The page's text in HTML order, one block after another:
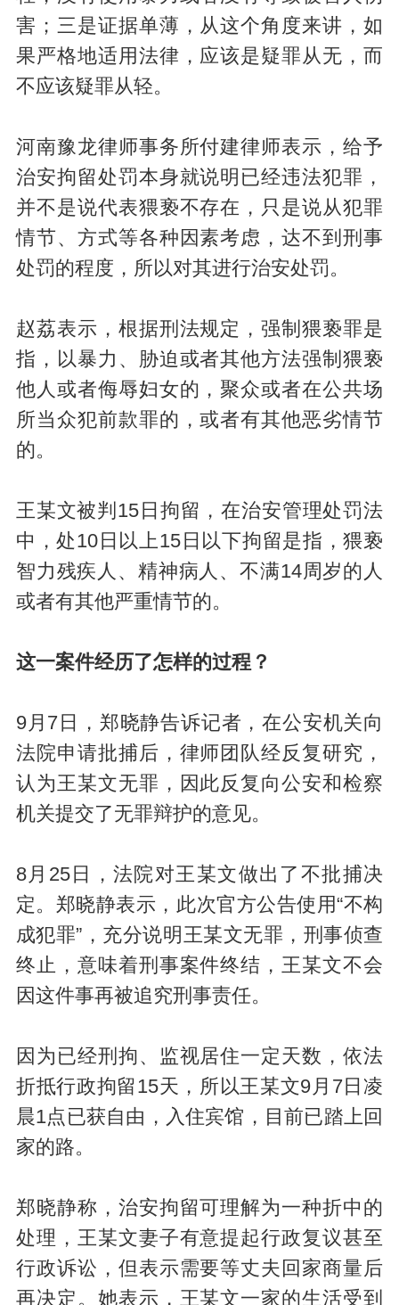
害；三是证据单薄，从这个角度来讲，如
果严格地适用法律，应该是疑罪从无，而
不应该疑罪从轻。
河南豫龙律师事务所付建律师表示，给予
治安拘留处罚本身就说明已经违法犯罪，
并不是说代表猥亵不存在，只是说从犯罪
情节、方式等各种因素考虑，达不到刑事
处罚的程度，所以对其进行治安处罚。
赵荔表示，根据刑法规定，强制猥亵罪是
指，以暴力、胁迫或者其他方法强制猥亵
他人或者侮辱妇女的，聚众或者在公共场
所当众犯前款罪的，或者有其他恶劣情节
的。
王某文被判15日拘留，在治安管理处罚法
中，处10日以上15日以下拘留是指，猥亵
智力残疾人、精神病人、不满14周岁的人
或者有其他严重情节的。
这一案件经历了怎样的过程？
9月7日，郑晓静告诉记者，在公安机关向
法院申请批捕后，律师团队经反复研究，
认为王某文无罪，因此反复向公安和检察
机关提交了无罪辩护的意见。
8月25日，法院对王某文做出了不批捕决
定。郑晓静表示，此次官方公告使用“不构
成犯罪”，充分说明王某文无罪，刑事侦查
终止，意味着刑事案件终结，王某文不会
因这件事再被追究刑事责任。
因为已经刑拘、监视居住一定天数，依法
折抵行政拘留15天，所以王某文9月7日凌
晨1点已获自由，入住宾馆，目前已踏上回
家的路。
郑晓静称，治安拘留可理解为一种折中的
处理，王某文妻子有意提起行政复议甚至
行政诉讼，但表示需要等丈夫回家商量后
再决定。她表示，王某文一家的生活受到